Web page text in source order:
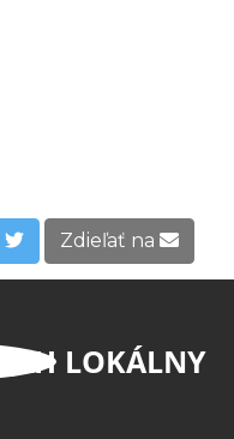
Zdieľať na
LOKÁLNY